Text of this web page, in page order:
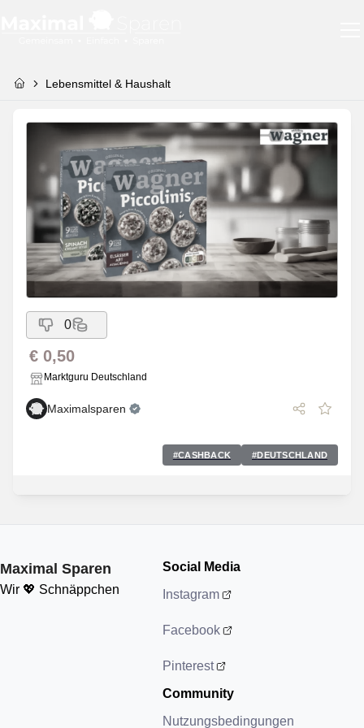
Lebensmittel & Haushalt
0
€ 0,50
Marktguru Deutschland
Maximalsparen
#CASHBACK #DEUTSCHLAND
Maximal Sparen
Wir 💖 Schnäppchen
Social Media
Instagram
Facebook
Pinterest
Community
Nutzungsbedingungen